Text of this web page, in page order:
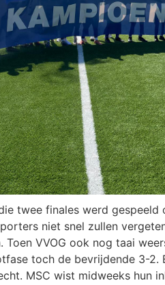
twee finales werd
niet snel zullen
Toen VVOG ook nog taai
toch de bevrijdende 3-2.
MSC wist midweeks hun